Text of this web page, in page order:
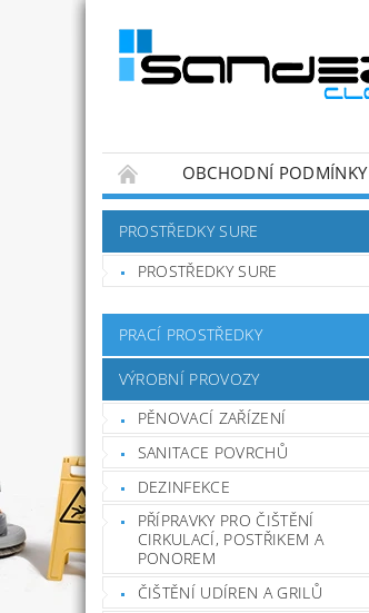
OBCHODNÍ PODMÍNKY
PROSTŘEDKY SURE
PROSTŘEDKY SURE
PRACÍ PROSTŘEDKY
VÝROBNÍ PROVOZY
PĚNOVACÍ ZAŘÍZENÍ
SANITACE POVRCHŮ
DEZINFEKCE
PŘÍPRAVKY PRO ČIŠTĚNÍ
CIRKULACÍ, POSTŘIKEM A
PONOREM
ČIŠTĚNÍ UDÍREN A GRILŮ